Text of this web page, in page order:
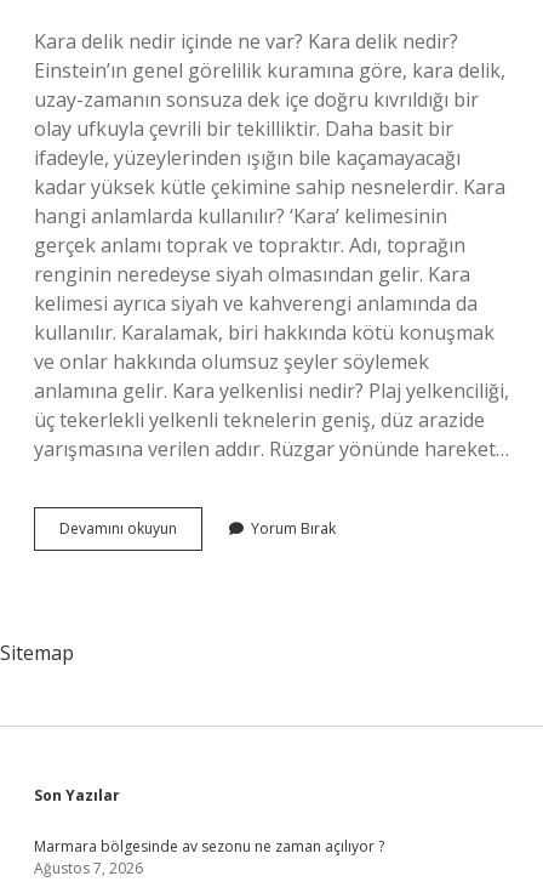
Kara delik nedir içinde ne var? Kara delik nedir?
Einstein’ın genel görelilik kuramına göre, kara delik,
uzay-zamanın sonsuza dek içe doğru kıvrıldığı bir
olay ufkuyla çevrili bir tekilliktir. Daha basit bir
ifadeyle, yüzeylerinden ışığın bile kaçamayacağı
kadar yüksek kütle çekimine sahip nesnelerdir. Kara
hangi anlamlarda kullanılır? ‘Kara’ kelimesinin
gerçek anlamı toprak ve topraktır. Adı, toprağın
renginin neredeyse siyah olmasından gelir. Kara
kelimesi ayrıca siyah ve kahverengi anlamında da
kullanılır. Karalamak, biri hakkında kötü konuşmak
ve onlar hakkında olumsuz şeyler söylemek
anlamına gelir. Kara yelkenlisi nedir? Plaj yelkenciliği,
üç tekerlekli yelkenli teknelerin geniş, düz arazide
yarışmasına verilen addır. Rüzgar yönünde hareket…
Devamını okuyun
Yani
Yorum Bırak
Sitemap
Sidebar
Son Yazılar
Marmara bölgesinde av sezonu ne zaman açılıyor ?
Ağustos 7, 2026